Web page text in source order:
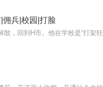
佣兵|校园|打脸